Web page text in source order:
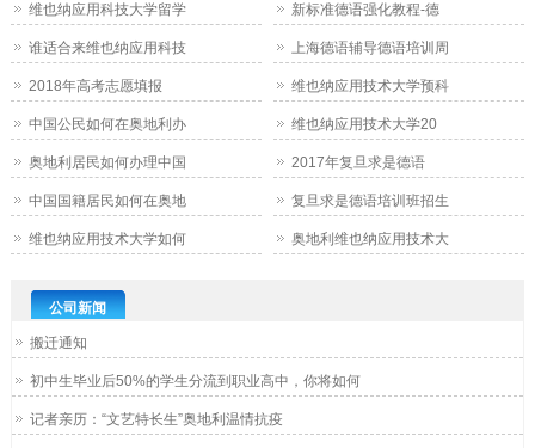
维也纳应用科技大学留学
谁适合来维也纳应用科技
2018年高考志愿填报
中国公民如何在奥地利办
奥地利居民如何办理中国
中国国籍居民如何在奥地
维也纳应用技术大学如何
新标准德语强化教程-德
上海德语辅导德语培训周
维也纳应用技术大学预科
维也纳应用技术大学20
2017年复旦求是德语
复旦求是德语培训班招生
奥地利维也纳应用技术大
公司新闻
搬迁通知
初中生毕业后50%的学生分流到职业高中，你将如何
记者亲历：“文艺特长生”奥地利温情抗疫